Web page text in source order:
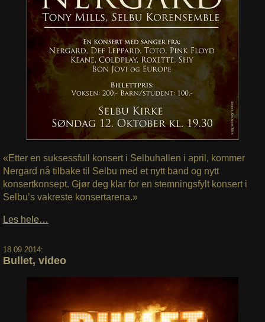
«Etter en suksessfull konsert i Selbuhallen i april, kommer
Nergard nå tilbake til Selbu med et nytt band og nytt
konsertkonsept. Gjør deg klar for en stemningsfylt konsert i
Selbu’s vakreste konsertarena.»
Les hele…
18.09.2014:
Bullet, video